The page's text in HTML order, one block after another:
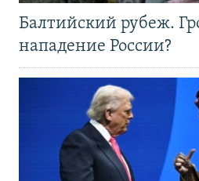
Балтийский рубеж.
нападение России?